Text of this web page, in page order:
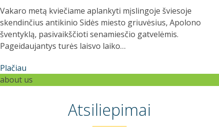
Vakaro metą kviečiame aplankyti mįslingoje šviesoje
skendinčius antikinio Sidės miesto griuvėsius, Apolono
šventyklą, pasivaikščioti senamiesčio gatvelėmis.
Pageidaujantys turės laisvo laiko…
Plačiau
about us
Atsiliepimai